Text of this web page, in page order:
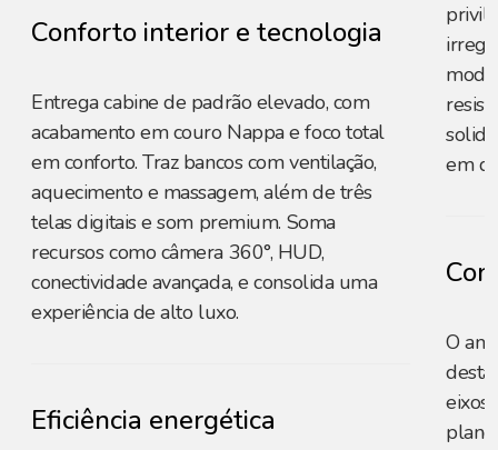
Conforto interior e tecnologia
Entrega cabine de padrão elevado, com
acabamento em couro Nappa e foco total
em conforto. Traz bancos com ventilação,
aquecimento e massagem, além de três
telas digitais e som premium. Soma
recursos como câmera 360°, HUD,
conectividade avançada, e consolida uma
experiência de alto luxo.
Eficiência energética
em
O
eixos